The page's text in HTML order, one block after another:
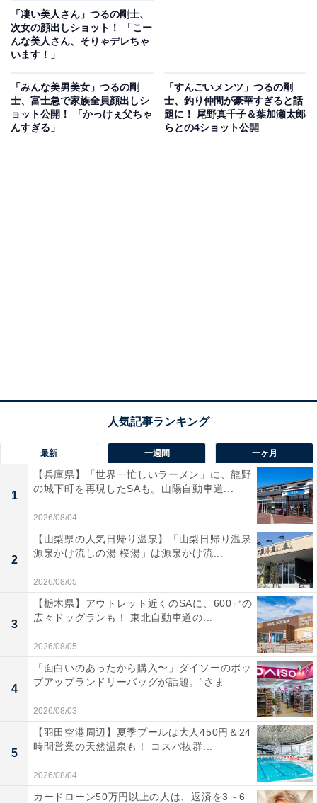
「凄い美人さん」つるの剛士、
次女の顔出しショット！ 「こー
んな美人さん、そりゃデレちゃ
います！」
「みんな美男美女」つるの剛
士、富士急で家族全員顔出しシ
ョット公開！ 「かっけぇ父ちゃ
んすぎる」
「すんごいメンツ」つるの剛
士、釣り仲間が豪華すぎると話
題に！ 尾野真千子＆葉加瀬太郎
らとの4ショット公開
最新 一週間 一ヶ月
1
【兵庫県】「世界一忙しいラーメン」に、龍野
の城下町を再現したSAも。山陽自動車道...
2026/08/04
2
【山梨県の人気日帰り温泉】「山梨日帰り温泉
源泉かけ流しの湯 桜湯」は源泉かけ流...
2026/08/05
3
【栃木県】アウトレット近くのSAに、600㎡の
広々ドッグランも！ 東北自動車道の...
2026/08/05
4
「面白いのあったから購入〜」ダイソーのポッ
プアップランドリーバッグが話題。“さま...
2026/08/03
5
【羽田空港周辺】夏季プールは大人450円＆24
時間営業の天然温泉も！ コスパ抜群...
2026/08/04
カードローン50万円以上の人は、返済を3～6